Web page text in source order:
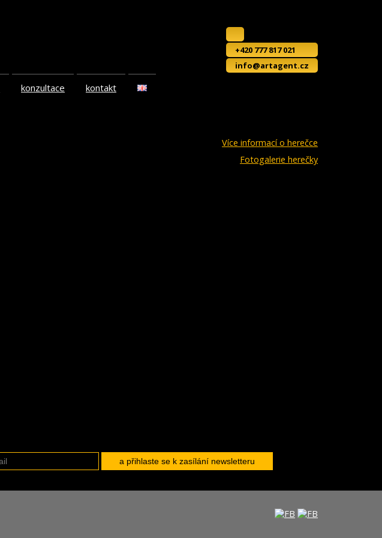
+420 777 817 021
info@artagent.cz
konzultace kontakt
Více informací o herečce
Fotogalerie herečky